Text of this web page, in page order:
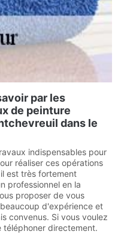
par les
de peinture
dans le
indispensables pour
réaliser ces opérations
est très fortement
professionnel en la
proposer de vous
d'expérience et
convenus. Si vous voulez
téléphoner directement.